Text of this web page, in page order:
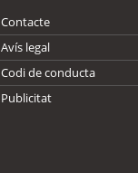
Contacte
Avís legal
Codi de conducta
Publicitat